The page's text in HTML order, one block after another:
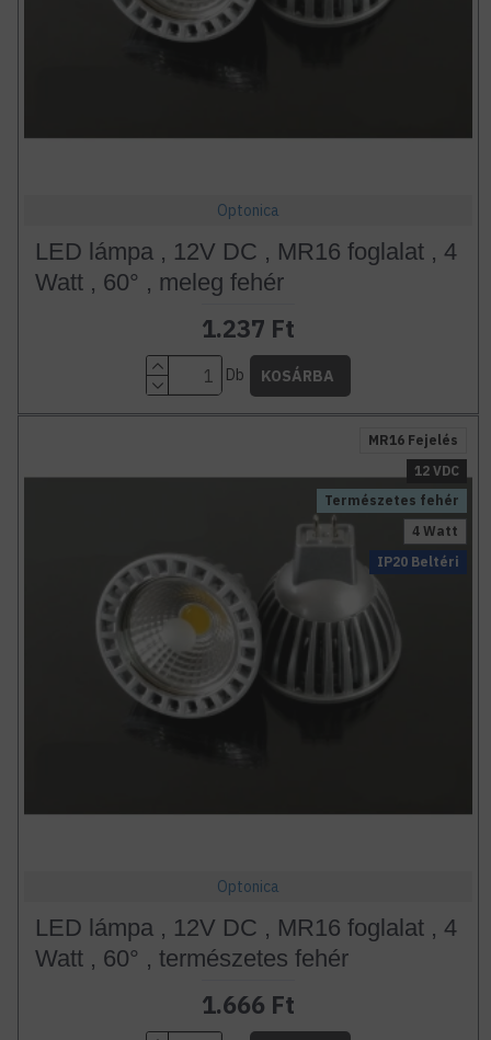
Optonica
LED lámpa , 12V DC , MR16 foglalat , 4
Watt , 60° , meleg fehér
1.237 Ft
Db KOSÁRBA
Természetes fehér
MR16 Fejelés
IP20 Beltéri
12 VDC
4 Watt
Optonica
LED lámpa , 12V DC , MR16 foglalat , 4
Watt , 60° , természetes fehér
1.666 Ft